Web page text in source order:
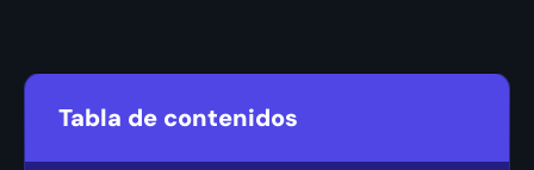
Tabla de contenidos